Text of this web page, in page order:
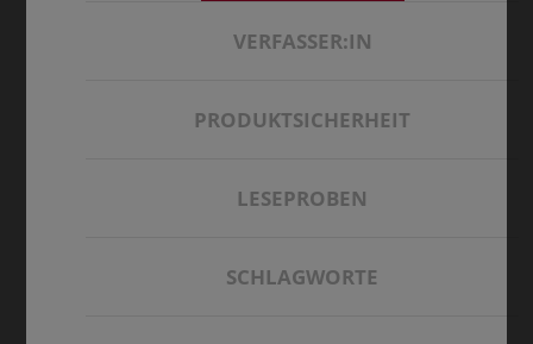
VERFASSER:IN
PRODUKTSICHERHEIT
LESEPROBEN
SCHLAGWORTE